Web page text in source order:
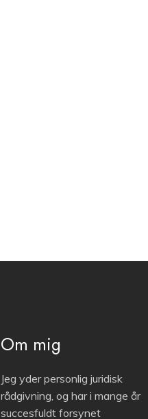
Om mig
Jeg yder personlig juridisk
rådgivning, og har i mange år
succesfuldt forsynet